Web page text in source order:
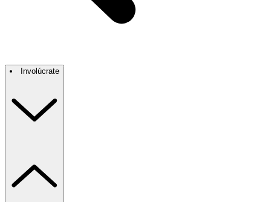
Involúcrate